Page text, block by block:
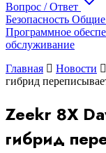
Вопрос / Ответ
Безопасность Общие
Программное
обслуживание
Главная
Новости
гибрид
Zeekr 8X
гибрид